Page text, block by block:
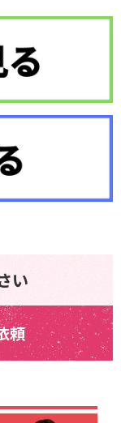
い
頼